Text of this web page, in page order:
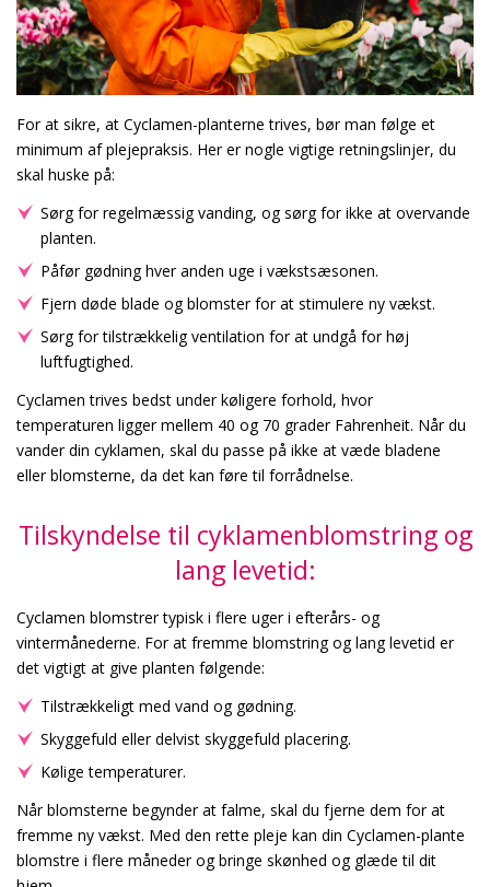
For at sikre, at Cyclamen-planterne trives, bør man følge et
minimum af plejepraksis. Her er nogle vigtige retningslinjer, du
skal huske på:
Sørg for regelmæssig vanding, og sørg for ikke at overvande
planten.
Påfør gødning hver anden uge i vækstsæsonen.
Fjern døde blade og blomster for at stimulere ny vækst.
Sørg for tilstrækkelig ventilation for at undgå for høj
luftfugtighed.
Cyclamen trives bedst under køligere forhold, hvor
temperaturen ligger mellem 40 og 70 grader Fahrenheit. Når du
vander din cyklamen, skal du passe på ikke at væde bladene
eller blomsterne, da det kan føre til forrådnelse.
Tilskyndelse til cyklamenblomstring og
lang levetid:
Cyclamen blomstrer typisk i flere uger i efterårs- og
vintermånederne. For at fremme blomstring og lang levetid er
det vigtigt at give planten følgende:
Tilstrækkeligt med vand og gødning.
Skyggefuld eller delvist skyggefuld placering.
Kølige temperaturer.
Når blomsterne begynder at falme, skal du fjerne dem for at
fremme ny vækst. Med den rette pleje kan din Cyclamen-plante
blomstre i flere måneder og bringe skønhed og glæde til dit